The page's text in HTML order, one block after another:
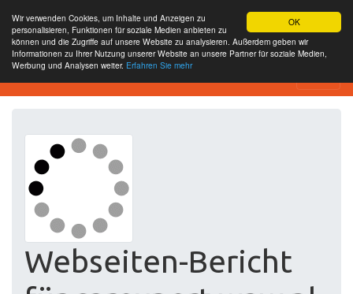
OK
Wir verwenden Cookies, um Inhalte und Anzeigen zu
personalisieren, Funktionen für soziale Medien anbieten zu
können und die Zugriffe auf unsere Website zu analysieren. Außerdem geben wir
Informationen zu Ihrer Nutzung unserer Website an unsere Partner für soziale Medien,
Werbung und Analysen weiter. Erfahren Sie mehr
Free SEO Testing Tool
Webseiten-Bericht